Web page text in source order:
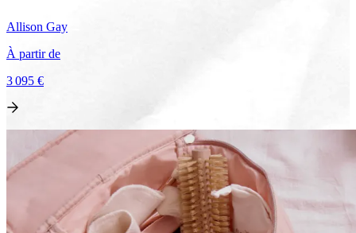
Allison Gay
À partir de
3 095 €
Voir le voyage